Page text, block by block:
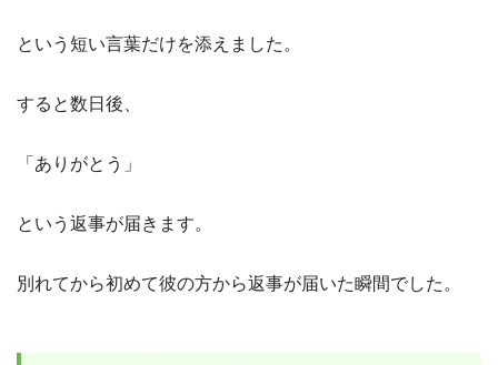
という短い言葉だけを添えました。
すると数日後、
「ありがとう」
という返事が届きます。
別れてから初めて彼の方から返事が届いた瞬間でした。